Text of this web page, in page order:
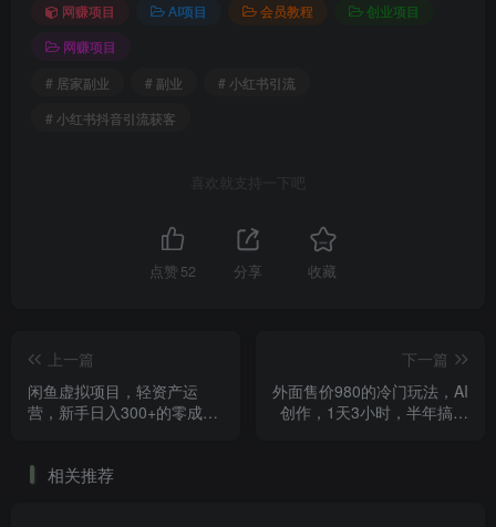
网赚项目
AI项目 会员教程
创业项目
网赚项目
# 居家副业
# 副业
# 小红书引流
# 小红书抖音引流获客
喜欢就支持一下吧
点赞 52 分享 收藏
上一篇
闲鱼虚拟项目，轻资产运
营，新手日入300+的零成本
下一篇
外面售价980的冷门玩法，AI
创作，1天3小时，半年搞了
相关推荐